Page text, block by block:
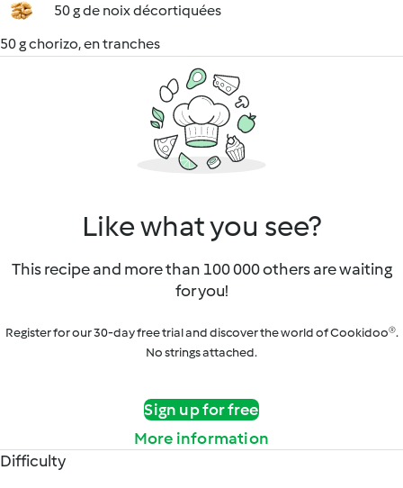
50 g de noix décortiquées
50 g chorizo, en tranches
Like what you see?
This recipe and more than 100 000 others are waiting
for you!
Register for our 30-day free trial and discover the world of Cookidoo®.
No strings attached.
Sign up for free
More information
Difficulty